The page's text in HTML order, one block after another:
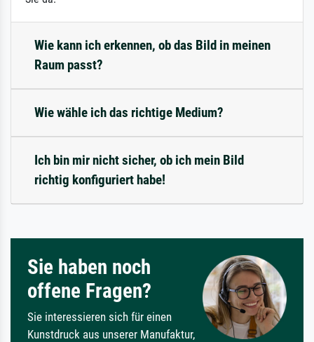
Wie kann ich erkennen, ob das Bild in meinen
Raum passt?
Wie wähle ich das richtige Medium?
Ich bin mir nicht sicher, ob ich mein Bild
richtig konfiguriert habe!
Sie haben noch
offene Fragen?
Sie interessieren sich für einen
Kunstdruck aus unserer Manufaktur,